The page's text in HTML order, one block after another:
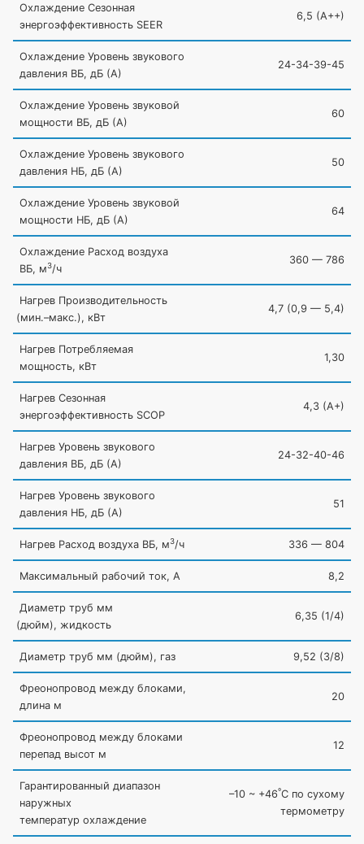
Охлаждение Сезонная
энергоэффективность SEER
6,5 (A++)
Охлаждение Уровень звукового
давления ВБ, дБ (А)
24-34-39-45
Охлаждение Уровень звуковой
мощности ВБ, дБ (А)
60
Охлаждение Уровень звукового
давления НБ, дБ (А)
50
Охлаждение Уровень звуковой
мощности НБ, дБ (А)
64
Охлаждение Расход воздуха
ВБ, м3/ч
360 — 786
Нагрев Производительность
(мин.–макс.), кВт
4,7 (0,9 — 5,4)
Нагрев Потребляемая
мощность, кВт
1,30
Нагрев Сезонная
энергоэффективность SCOP
4,3 (A+)
Нагрев Уровень звукового
давления ВБ, дБ (А)
24-32-40-46
Нагрев Уровень звукового
давления НБ, дБ (А)
51
Нагрев Расход воздуха ВБ, м3/ч 336 — 804
Максимальный рабочий ток, А 8,2
Диаметр труб мм
(дюйм), жидкость
6,35 (1/4)
Диаметр труб мм (дюйм), газ 9,52 (3/8)
Фреонопровод между блоками,
длина м
20
Фреонопровод между блоками
перепад высот м
12
Гарантированный диапазон
наружных
температур охлаждение
–10 ~ +46ºC по сухому
термометру